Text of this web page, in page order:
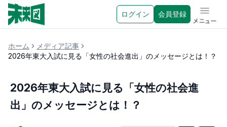
ログイン 会員登録 メニュ
ホーム
メディア記事
2026年東大入試に見る「女性の社会進出」のメッセージとは！？
2026年東大入試に見る「女性の社会進
出」のメッセージとは！？